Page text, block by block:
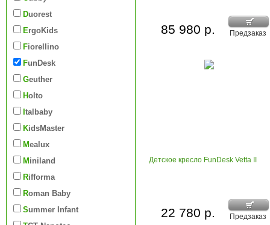
Duorest
ErgoKids
Fiorellino
FunDesk
Geuther
Holto
Italbaby
KidsMaster
Mealux
Miniland
Rifforma
Roman Baby
Summer Infant
Предзаказ
85 980 р.
Детское кресло FunDesk Vetta II
Предзаказ
22 780 р.